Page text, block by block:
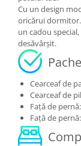
Cu un design
oricărui dormitor.
un cadou
desăvârșit.
Cearceaf de
Cearceaf de
Față de pernă:
Față de pernă: